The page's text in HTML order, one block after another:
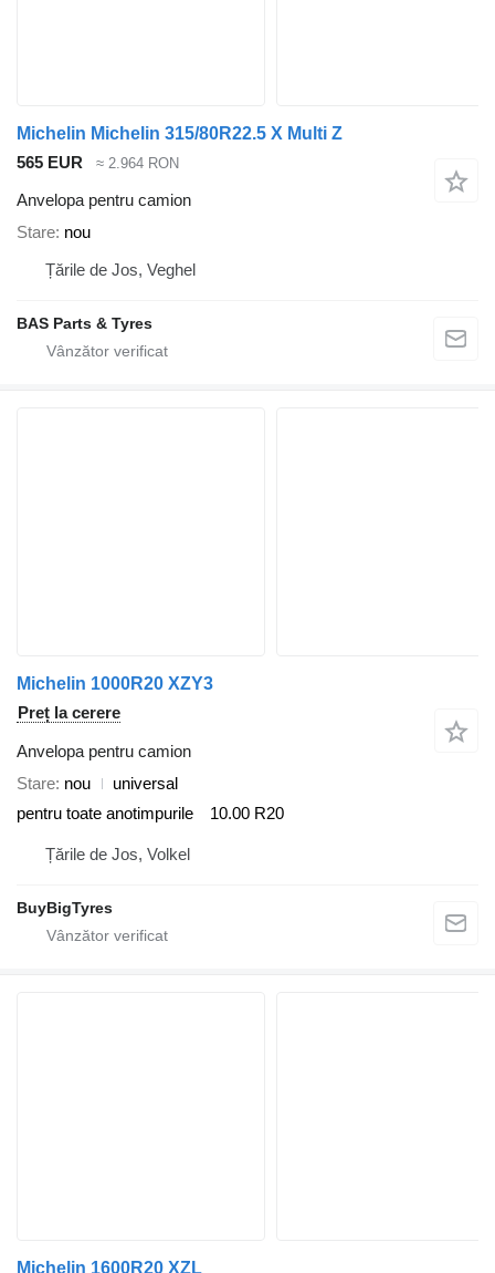
Michelin Michelin 315/80R22.5 X Multi Z
565 EUR
≈ 2.964 RON
Anvelopa pentru camion
Stare nou
Țările de Jos, Veghel
BAS Parts & Tyres
Michelin 1000R20 XZY3
Preț la cerere
Anvelopa pentru camion
Stare nou
universal
pentru toate anotimpurile
10.00 R20
Țările de Jos, Volkel
BuyBigTyres
Michelin 1600R20 XZL